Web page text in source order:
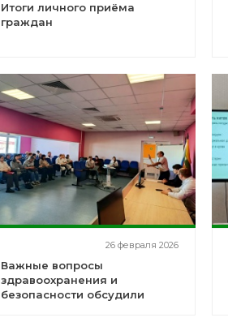
Итоги личного приёма
граждан
26 февраля 2026
Важные вопросы
здравоохранения и
безопасности обсудили